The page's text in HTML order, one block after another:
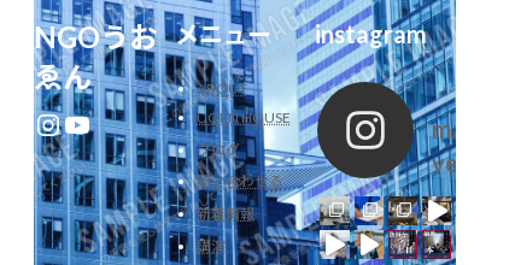
NGOうお
ゑん
Instagram
YouTube
メニュー
ABOUT
UOEN HOUSE
ブログ
問い合わせる
新着情報
講演
instagram
veler18